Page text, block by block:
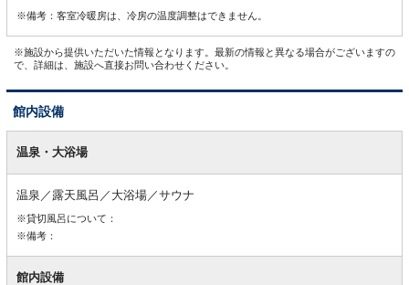
※備考：客室冷暖房は、冷房の温度調整はできません。
※施設から提供いただいた情報となります。最新の情報と異なる場合がございますの
で、詳細は、施設へ直接お問い合わせください。
館内設備
内温泉・大浴場
温泉／露天風呂／大浴場／サウナ
※貸切風呂について：
※備考：
館内設備